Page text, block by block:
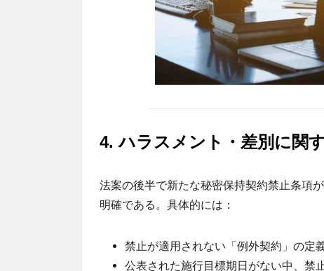
4.ハラスメント・差別に関
法案の後半で新たな秘密保持契約禁止条項
明確である。具体的には：
禁止が適用されない「例外契約」の定
公表された施行目標期日がない中、禁